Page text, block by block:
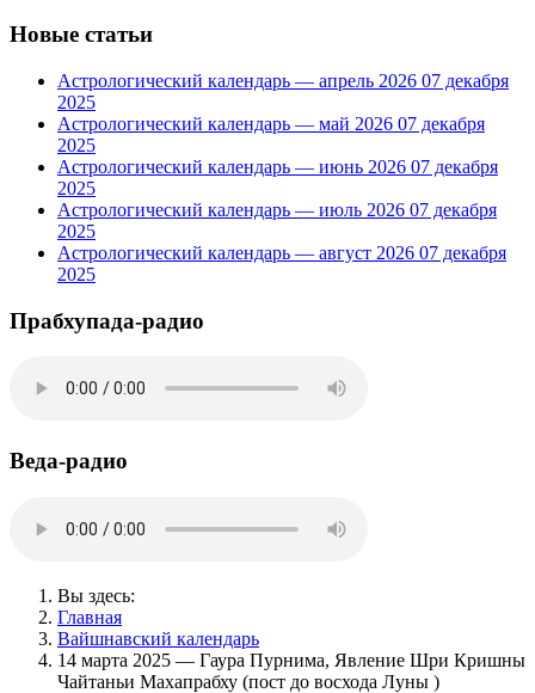
Новые статьи
Астрологический календарь — апрель 2026 07 декабря
2025
Астрологический календарь — май 2026 07 декабря
2025
Астрологический календарь — июнь 2026 07 декабря
2025
Астрологический календарь — июль 2026 07 декабря
2025
Астрологический календарь — август 2026 07 декабря
2025
Прабхупада-радио
Веда-радио
Вы здесь:
Главная
Вайшнавский календарь
14 марта 2025 — Гаура Пурнима, Явление Шри Кришны
Чайтаньи Махапрабху (пост до восхода Луны )